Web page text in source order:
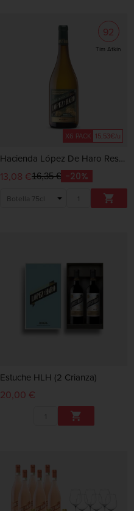
Tim Atkin
92
X6 PACK 15,53€/u
Hacienda López De Haro Reserva Blanco 2018
13,08 €16,35 € -20%

Estuche HLH (2 Crianza)
20,00 €
